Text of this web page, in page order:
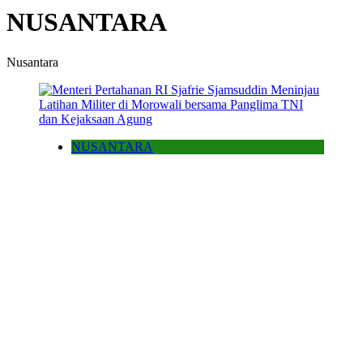
NUSANTARA
Nusantara
NUSANTARA